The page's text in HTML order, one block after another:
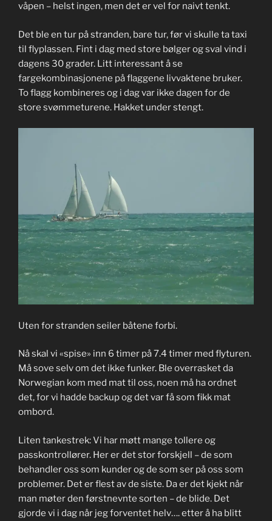
våpen – helst ingen, men det er vel for naivt tenkt.
Det ble en tur på stranden, bare tur, før vi skulle ta taxi
til flyplassen. Fint i dag med store bølger og sval vind i
dagens 30 grader. Litt interessant å se
fargekombinasjonene på flaggene livvaktene bruker.
To flagg kombineres og i dag var ikke dagen for de
store svømmeturene. Hakket under stengt.
Uten for stranden seiler båtene forbi.
Nå skal vi «spise» inn 6 timer på 7.4 timer med flyturen.
Må sove selv om det ikke funker. Ble overrasket da
Norwegian kom med mat til oss, noen må ha ordnet
det, for vi hadde backup og det var få som fikk mat
ombord.
Liten tankestrek: Vi har møtt mange tollere og
passkontrollører. Her er det stor forskjell – de som
behandler oss som kunder og de som ser på oss som
problemer. Det er flest av de siste. Da er det kjekt når
man møter den førstnevnte sorten – de blide. Det
gjorde vi i dag når jeg forventet helv…. etter å ha blitt